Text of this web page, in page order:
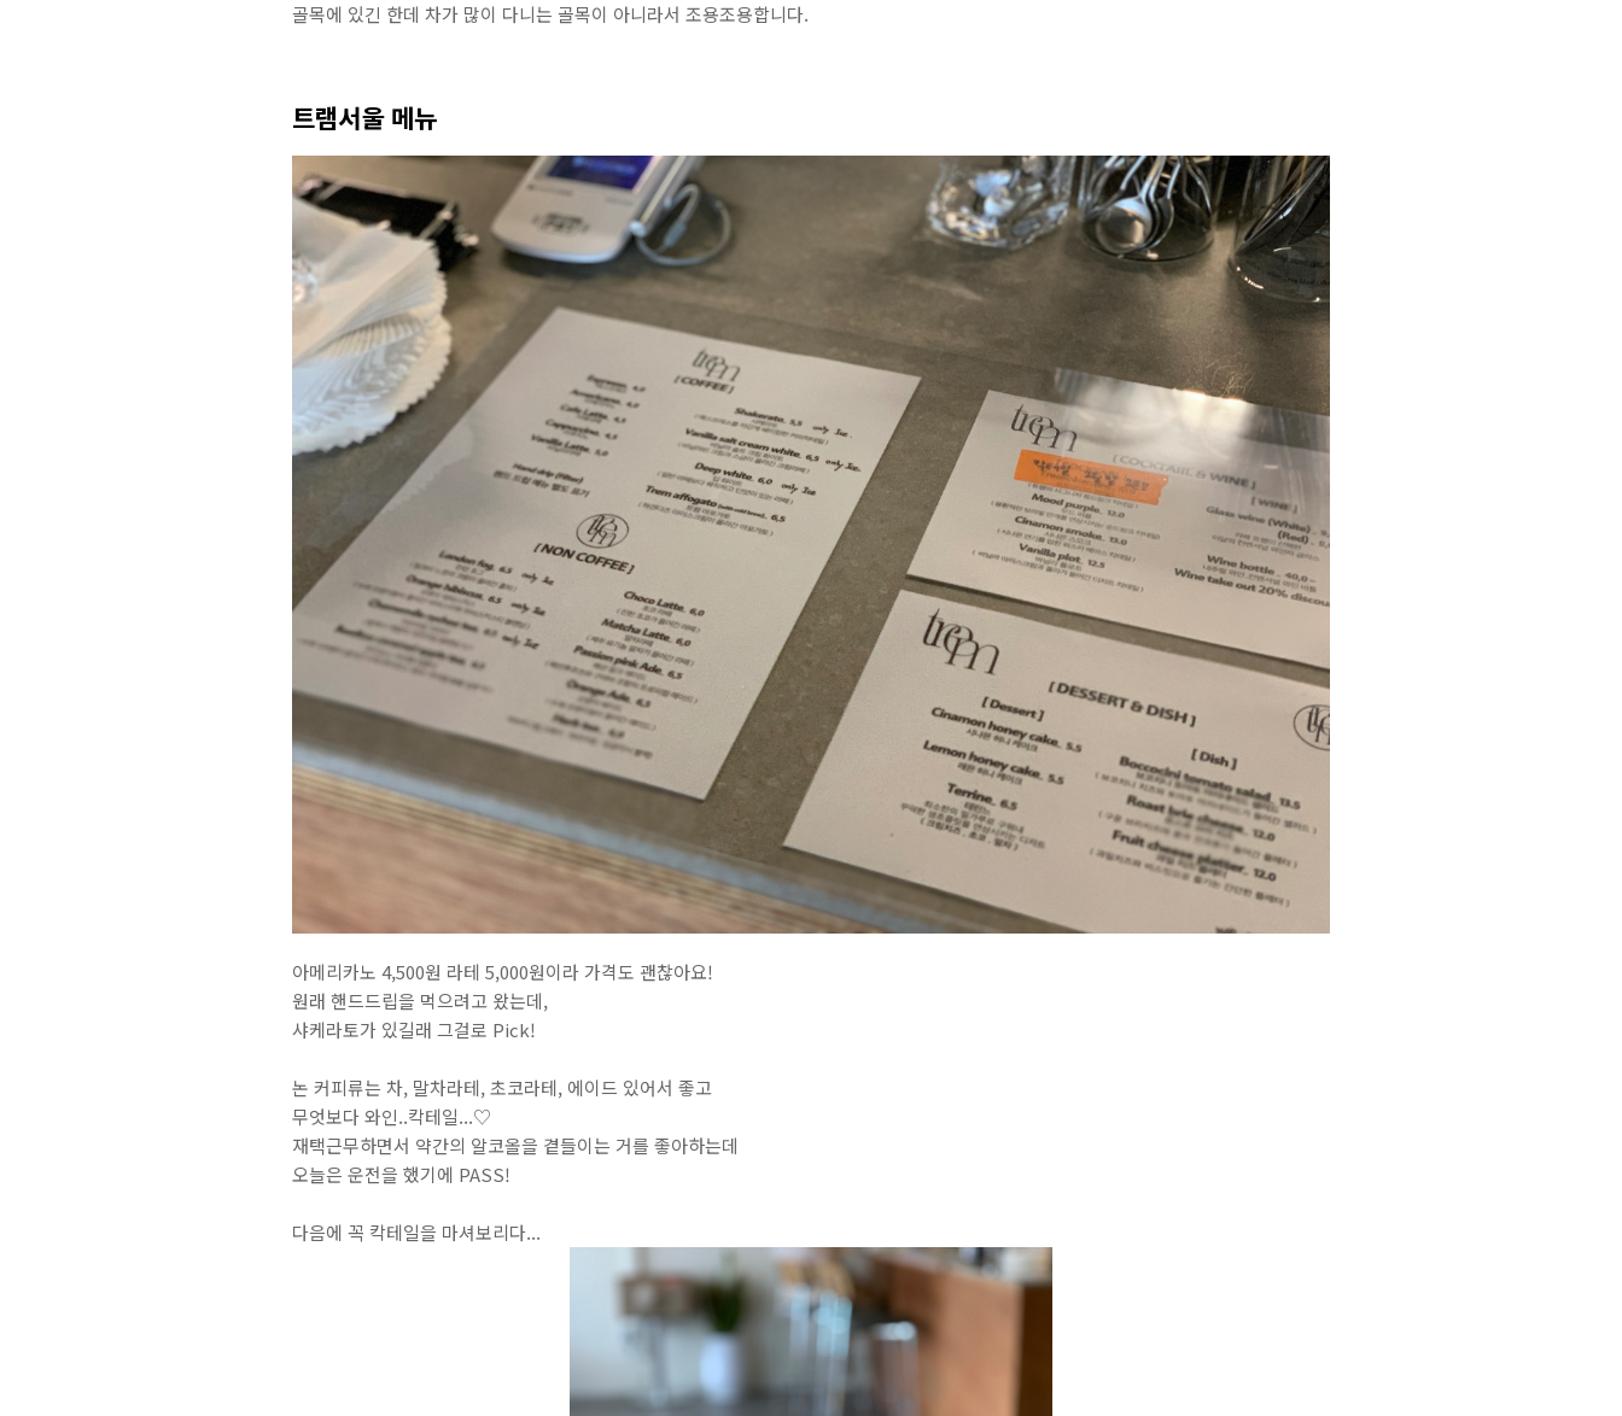
골목에 있긴 한데 차가 많이 다니는 골목이 아니라서 조용조용합니다.
트램서울 메뉴
아메리카노 4,500원 라테 5,000원이라 가격도 괜찮아요!
원래 핸드드립을 먹으려고 왔는데,
샤케라토가 있길래 그걸로 Pick!
논 커피류는 차, 말차라테, 초코라테, 에이드 있어서 좋고
무엇보다 와인..칵테일...♡
재택근무하면서 약간의 알코올을 곁들이는 거를 좋아하는데
오늘은 운전을 했기에 PASS!
다음에 꼭 칵테일을 마셔보리다...